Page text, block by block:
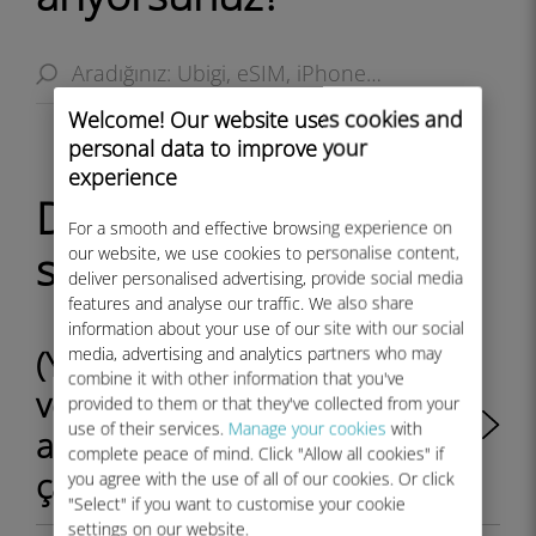
Welcome! Our website uses cookies and
personal data to improve your
experience
For a smooth and effective browsing experience on
our website, we use cookies to personalise content,
deliver personalised advertising, provide social media
features and analyse our traffic. We also share
information about your use of our site with our social
media, advertising and analytics partners who may
combine it with other information that you've
provided to them or that they've collected from your
use of their services. Manage your cookies with
complete peace of mind. Click "Allow all cookies" if
you agree with the use of all of our cookies. Or click
"Select" if you want to customise your cookie
settings on our website.
Diğer sık ​​sorulan
sorular:
(Yeni) iPhone'umdaki
verilerimi geri yükledim,
ancak eSIM profilim
çalışmıyor. Ne yapmalıyım?